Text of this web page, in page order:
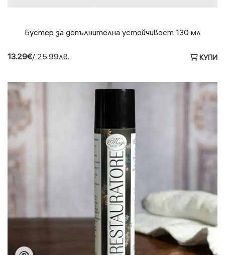
Бустер за допълнителна устойчивост 130 мл
13.29€/ 25.99лв. КУПИ